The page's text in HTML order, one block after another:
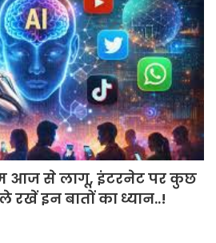
आज से लागू, इंटरनेट पर कुछ
रखें इन बातों का ध्यान..!